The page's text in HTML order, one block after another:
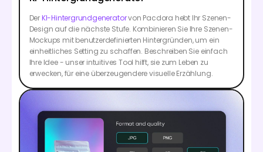
DerKI-Hintergrundgeneratorvon Pacdora hebt Ihr Szenen-
Design auf die nächste Stufe. Kombinieren Sie Ihre Szenen-
Mockups mit benutzerdefinierten Hintergründen, um ein
einheitliches Setting zu schaffen. Beschreiben Sie einfach
Ihre Idee - unser intuitives Tool hilft, sie zum Leben zu
erwecken, für eine überzeugendere visuelle Erzählung.